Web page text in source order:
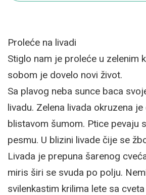
Proleće na livadi
Stiglo nam je proleće u zelenim
sobom je dovelo novi život.
Sa plavog neba sunce baca
livadu. Zelena livada okruzena
blistavom šumom. Ptice pevaju
pesmu. U blizini livade čije se
Livada je prepuna šarenog
miris širi se svuda po polju.
svilenkastim krilima lete sa